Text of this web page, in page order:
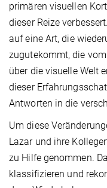
primären visuellen
dieser Reize
auf eine Art, die
zugutekommt, die
über die visuelle Welt
dieser
Antworten in die
Um diese
Lazar und ihre
zu Hilfe genommen.
klassifizieren und